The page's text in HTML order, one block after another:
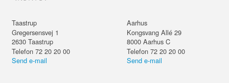
Taastrup
Gregersensvej 1
2630 Taastrup
Telefon 72 20 20 00
Send e-mail
Aarhus
Kongsvang Allé 29
8000 Aarhus C
Telefon 72 20 20 00
Send e-mail